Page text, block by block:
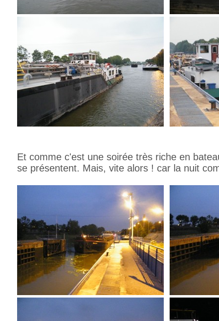
Et comme c'est une soirée très riche en
se présentent. Mais, vite alors ! car la nuit